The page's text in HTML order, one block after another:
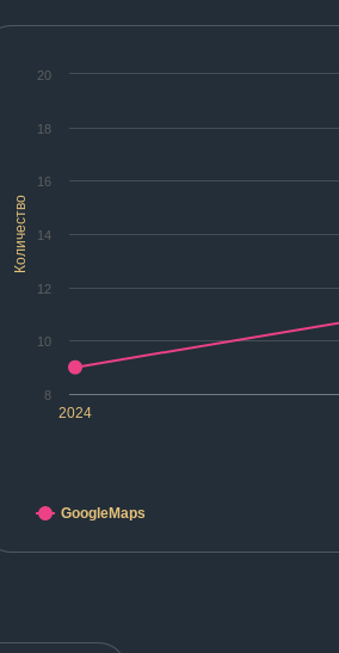
Количество
2024
8
10
12
14
16
18
20
GoogleMaps